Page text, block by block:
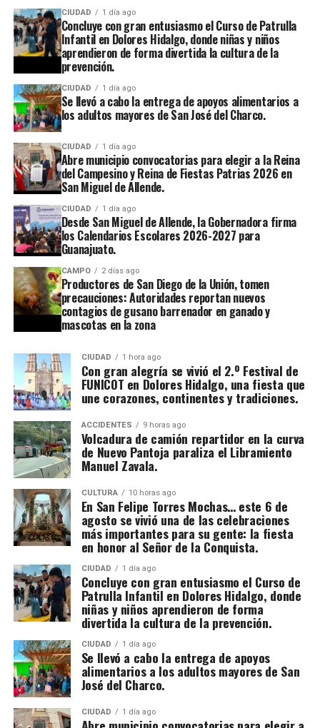
CIUDAD 1 día ago
Concluye con gran entusiasmo el Curso de Patrulla
Infantil en Dolores Hidalgo, donde niñas y niños
aprendieron de forma divertida la cultura de la
prevención.
CIUDAD 1 día ago
Se llevó a cabo la entrega de apoyos alimentarios a
los adultos mayores de San José del Charco.
CIUDAD 1 día ago
Abre municipio convocatorias para elegir a la Reina
del Campesino y Reina de Fiestas Patrias 2026 en
San Miguel de Allende.
CIUDAD 1 día ago
Desde San Miguel de Allende, la Gobernadora firma
los Calendarios Escolares 2026-2027 para
Guanajuato.
CAMPO 2 días ago
Productores de San Diego de la Unión, tomen
precauciones: Autoridades reportan nuevos
contagios de gusano barrenador en ganado y
mascotas en la zona
CIUDAD 1 hora ago
Con gran alegría se vivió el 2.º Festival de
FUNICOT en Dolores Hidalgo, una fiesta que
une corazones, continentes y tradiciones.
ACCIDENTES 9 horas ago
Volcadura de camión repartidor en la curva
de Nuevo Pantoja paraliza el Libramiento
Manuel Zavala.
CULTURA 10 horas ago
En San Felipe Torres Mochas… este 6 de
agosto se vivió una de las celebraciones
más importantes para su gente: la fiesta
en honor al Señor de la Conquista.
CIUDAD 1 día ago
Concluye con gran entusiasmo el Curso de
Patrulla Infantil en Dolores Hidalgo, donde
niñas y niños aprendieron de forma
divertida la cultura de la prevención.
CIUDAD 1 día ago
Se llevó a cabo la entrega de apoyos
alimentarios a los adultos mayores de San
José del Charco.
CIUDAD 1 día ago